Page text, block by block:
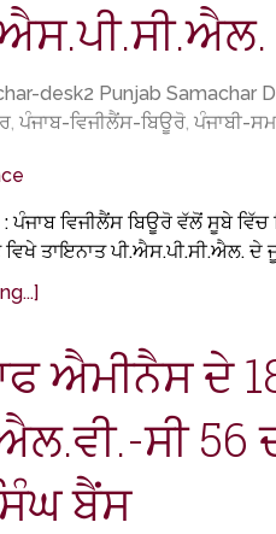
desk2 Punjab Samachar
, ਪੰਜਾਬ-ਵਿਜੀਲੈਂਸ-ਬਿਊਰੋ, ਪੰਜਾਬੀ-
ਪੰਜਾਬ ਵਿਜੀਲੈਂਸ ਬਿਊਰੋ ਵੱਲੋਂ ਸੂਬੇ
ਵਿਖੇ ਤਾਇਨਾਤ ਪੀ.ਐਸ.ਪੀ.ਸੀ.ਐਲ.
ਐਮੀਨੈਸ ਦੇ
ਸੀ 56
ਬੈਂਸ